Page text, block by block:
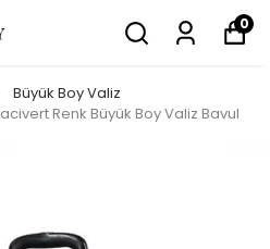
0
Büyük Boy Valiz
Renk Büyük Boy Valiz Bavul